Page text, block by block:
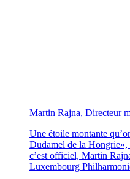
Martin Rajna, Directeur
Une étoile montante
Dudamel de la Hongrie»,
c’est officiel, Martin
Luxembourg